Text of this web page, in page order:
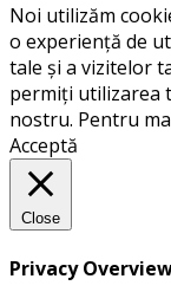
Noi utilizăm
o experiență de
tale și a vizitelor
permiți utilizarea
nostru. Pentru
Acceptă
Close
Privacy